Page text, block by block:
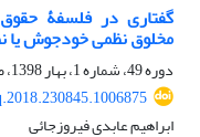
گفتاری در فلسفۀ
مخلوق نظمی خودجوش یا
دوره 49، شماره 1، بهار 1398، صفحه
ابراهیم عابدی فیروزجائی